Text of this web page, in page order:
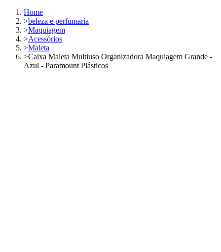
Home
>beleza e perfumaria
>Maquiagem
>Acessórios
>Maleta
>Caixa Maleta Multiuso Organizadora Maquiagem Grande -
Azul - Paramount Plásticos